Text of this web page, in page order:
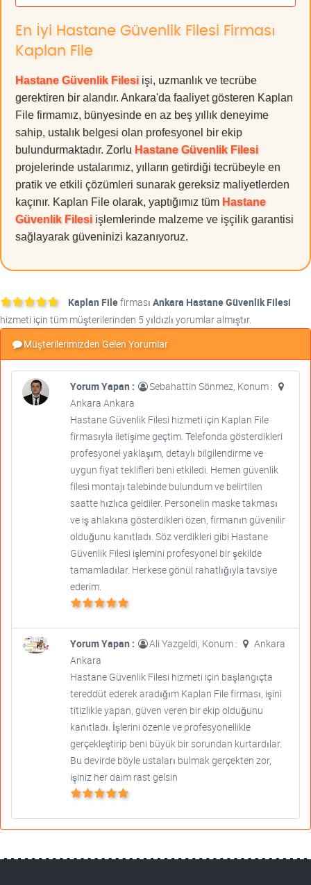
En İyi Hastane Güvenlik Filesi Firması
Kaplan File
Hastane Güvenlik Filesi işi, uzmanlık ve tecrübe
gerektiren bir alandır. Ankara'da faaliyet gösteren Kaplan
File firmamız, bünyesinde en az beş yıllık deneyime
sahip, ustalık belgesi olan profesyonel bir ekip
bulundurmaktadır. Zorlu Hastane Güvenlik Filesi
projelerinde ustalarımız, yılların getirdiği tecrübeyle en
pratik ve etkili çözümleri sunarak gereksiz maliyetlerden
kaçınır. Kaplan File olarak, yaptığımız tüm Hastane
Güvenlik Filesi işlemlerinde malzeme ve işçilik garantisi
sağlayarak güveninizi kazanıyoruz.
Kaplan Filefirması Ankara Hastane Güvenlik Filesi
hizmeti için tüm müşterilerinden 5 yıldızlı yorumlar almıştır.
Müşterilerimizden Gelen Yorumlar
Yorum Yapan :
Sebahattin Sönmez, Konum :
Ankara Ankara
Hastane Güvenlik Filesi hizmeti için Kaplan File
firmasıyla iletişime geçtim. Telefonda gösterdikleri
profesyonel yaklaşım, detaylı bilgilendirme ve
uygun fiyat teklifleri beni etkiledi. Hemen güvenlik
filesi montajı talebinde bulundum ve belirtilen
saatte hızlıca geldiler. Personelin maske takması
ve iş ahlakına gösterdikleri özen, firmanın güvenilir
olduğunu kanıtladı. Söz verdikleri gibi Hastane
Güvenlik Filesi işlemini profesyonel bir şekilde
tamamladılar. Herkese gönül rahatlığıyla tavsiye
ederim.
Yorum Yapan : Ali Yazgeldi, Konum :
Ankara
Ankara
Hastane Güvenlik Filesi hizmeti için başlangıçta
tereddüt ederek aradığım Kaplan File firması, işini
titizlikle yapan, güven veren bir ekip olduğunu
kanıtladı. İşlerini özenle ve profesyonellikle
gerçekleştirip beni büyük bir sorundan kurtardılar.
Bu devirde böyle ustaları bulmak gerçekten zor,
işiniz her daim rast gelsin